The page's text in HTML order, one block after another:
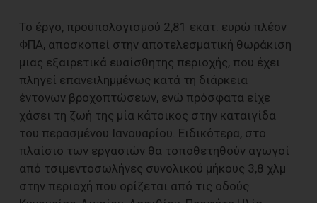
Το έργο, προϋπολογισμού 2,81 εκατ. ευρώ πλέον
ΦΠΑ, αποσκοπεί στην αποτελεσματική θωράκιση
μιας εξαιρετικά ευαίσθητης περιοχής, που έχει
πληγεί επανειλημμένως κατά τη διάρκεια
έντονων βροχοπτώσεων, ενώ πρόσφατα είχε
χάσει τη ζωή της μία κάτοικος στην καταιγίδα
του περασμένου Ιανουαρίου. Ειδικότερα, στο
πλαίσιο των εργασιών θα τοποθετηθούν αγωγοί
από τσιμεντοσωλήνες συνολικού μήκους 3,8 χλμ
στην περιοχή που ορίζεται από τις οδούς